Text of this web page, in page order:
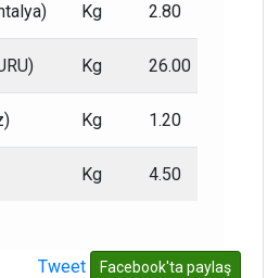
Kg 2.80
Kg 26.00
Kg 1.20
Kg 4.50
Tweet Facebook'ta paylaş